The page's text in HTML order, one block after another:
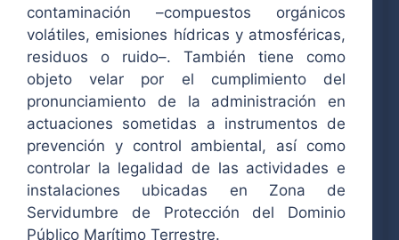
contaminación –compuestos orgánicos
volátiles, emisiones hídricas y atmosféricas,
residuos o ruido–. También tiene como
objeto velar por el cumplimiento del
pronunciamiento de la administración en
actuaciones sometidas a instrumentos de
prevención y control ambiental, así como
controlar la legalidad de las actividades e
instalaciones ubicadas en Zona de
Servidumbre de Protección del Dominio
Público Marítimo Terrestre.